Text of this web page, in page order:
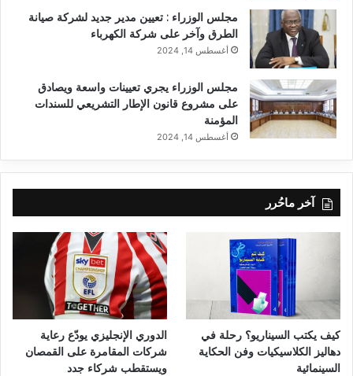
مجلس الوزراء : تعيين مدير جديد لشركة صيانة
الطرق وآخر على شركة الكهرباء
أغسطس 14, 2024
مجلس الوزراء يجري تعيينات واسعة ويصادق
على مشروع قانون الإطار التشريعي للسندات
المؤمنة
أغسطس 14, 2024
آخر ماحُرر
كيف يكتب السيناريو؟ رحلة في
دهاليز الكلاسيكيات وفن الحكاية
السينمائية
الدوري الإنجليزي يودّع رعاية
شركات المقامرة على القمصان
ويستقطب شركاء جدد